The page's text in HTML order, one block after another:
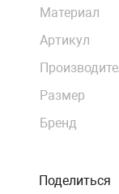
Материал
Артикул
Размер
Бренд
Поделиться